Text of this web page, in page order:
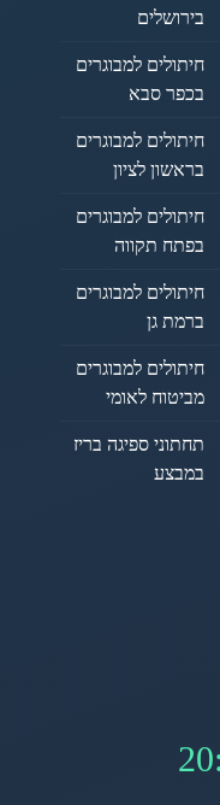
בירושלים
חיתולים למבוגרים
בכפר סבא
חיתולים למבוגרים
בראשון לציון
חיתולים למבוגרים
בפתח תקווה
חיתולים למבוגרים
ברמת גן
חיתולים למבוגרים
מביטוח לאומי
תחתוני ספיגה בריז
במבצע